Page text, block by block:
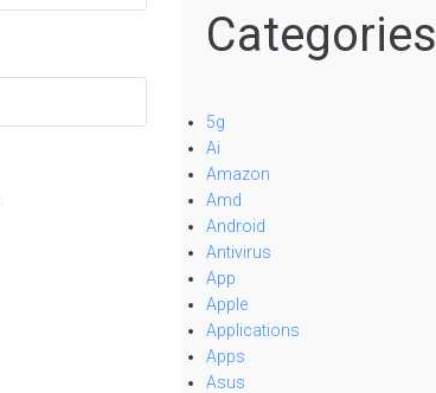
Categories
5g
Ai
Amazon
Amd
Android
Antivirus
App
Apple
Applications
Apps
Asus